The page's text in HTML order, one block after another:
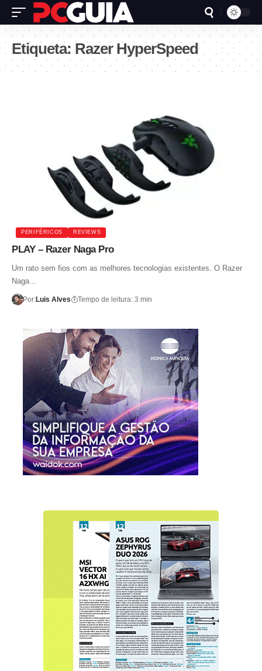
Etiqueta: Razer HyperSpeed
PERIFÉRICOS REVIEWS
PLAY – Razer Naga Pro
Um rato sem fios com as melhores tecnologias existentes. O Razer
Naga…
Por:Luis Alves Tempo de leitura: 3 min